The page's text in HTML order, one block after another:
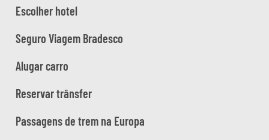
Escolher hotel
Seguro Viagem Bradesco
Alugar carro
Reservar trânsfer
Passagens de trem na Europa